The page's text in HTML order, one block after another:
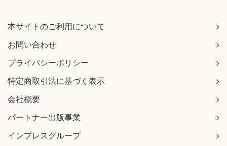
202ページ 図7-6、右下
リクエストコープ
[正]
リクエストスコープ
【 第4刷にて修正 】
202ページ 図7-6、図の下方
healthCheck.jsp
[正]
本サイトのご利用について
お問い合わせ
プライバシーポリシー
特定商取引法に基づく表示
会社概要
パートナー出版事業
インプレスグループ